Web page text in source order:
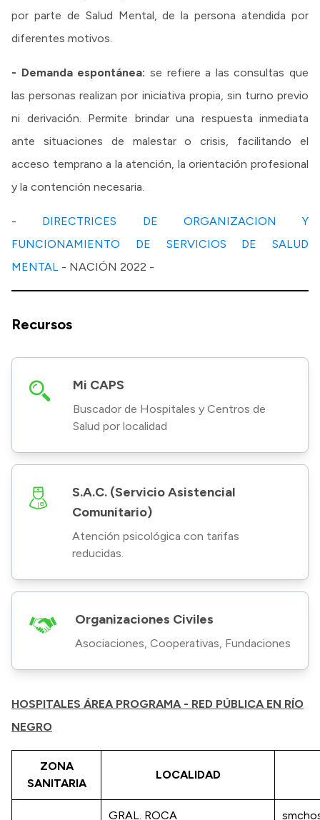
por parte de Salud Mental, de la persona atendida por
diferentes motivos.
- Demanda espontánea: se refiere a las consultas que
las personas realizan por iniciativa propia, sin turno previo
ni derivación. Permite brindar una respuesta inmediata
ante situaciones de malestar o crisis, facilitando el
acceso temprano a la atención, la orientación profesional
y la contención necesaria.
- DIRECTRICES DE ORGANIZACION Y
FUNCIONAMIENTO DE SERVICIOS DE SALUD
MENTAL - NACIÓN 2022 -
Recursos
Mi CAPS
Buscador de Hospitales y Centros de
Salud por localidad
S.A.C. (Servicio Asistencial
Comunitario)
Atención psicológica con tarifas
reducidas.
Organizaciones Civiles
Asociaciones, Cooperativas, Fundaciones
HOSPITALES ÁREA PROGRAMA - RED PÚBLICA EN RÍO
NEGRO
ZONA
SANITARIA
LOCALIDAD
GRAL. ROCA